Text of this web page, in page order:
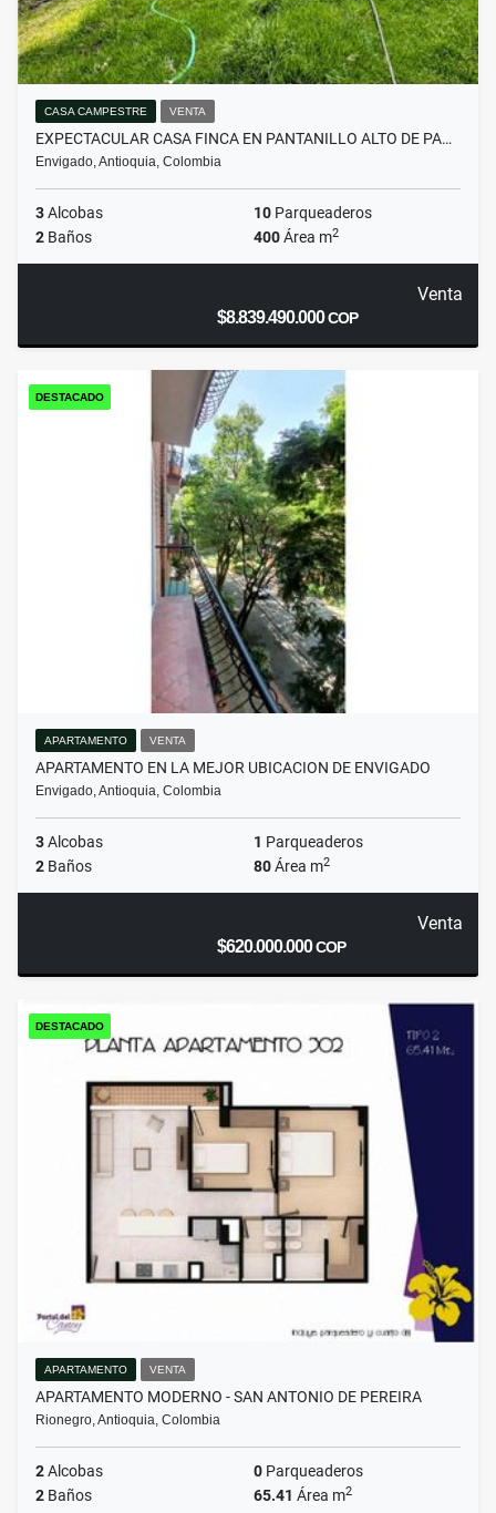
CASA CAMPESTRE VENTA
EXPECTACULAR CASA FINCA EN PANTANILLO ALTO DE PA…
Envigado, Antioquia, Colombia
3Alcobas 10 Parqueaderos
2 Baños 400Área m2
Venta
$8.839.490.000COP
DESTACADO
APARTAMENTO VENTA
APARTAMENTO EN LA MEJOR UBICACION DE ENVIGADO
Envigado, Antioquia, Colombia
3Alcobas 1 Parqueaderos
2 Baños 80Área m2
Venta
$620.000.000COP
DESTACADO
APARTAMENTO VENTA
APARTAMENTO MODERNO - SAN ANTONIO DE PEREIRA
Rionegro, Antioquia, Colombia
2Alcobas 0 Parqueaderos
2 Baños 65.41 Área m2